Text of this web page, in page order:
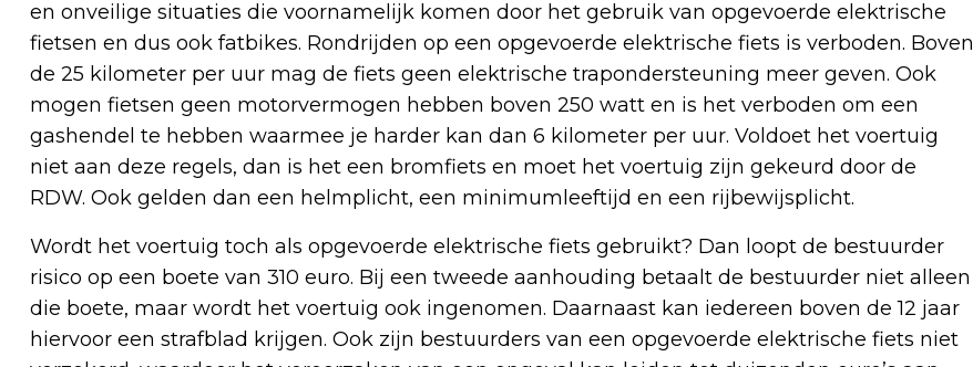
en onveilige situaties die voornamelijk komen door het gebruik van opgevoerde elektrische
fietsen en dus ook fatbikes. Rondrijden op een opgevoerde elektrische fiets is verboden. Boven
de 25 kilometer per uur mag de fiets geen elektrische trapondersteuning meer geven. Ook
mogen fietsen geen motorvermogen hebben boven 250 watt en is het verboden om een
gashendel te hebben waarmee je harder kan dan 6 kilometer per uur. Voldoet het voertuig
niet aan deze regels, dan is het een bromfiets en moet het voertuig zijn gekeurd door de
RDW. Ook gelden dan een helmplicht, een minimumleeftijd en een rijbewijsplicht.
Wordt het voertuig toch als opgevoerde elektrische fiets gebruikt? Dan loopt de bestuurder
risico op een boete van 310 euro. Bij een tweede aanhouding betaalt de bestuurder niet alleen
die boete, maar wordt het voertuig ook ingenomen. Daarnaast kan iedereen boven de 12 jaar
hiervoor een strafblad krijgen. Ook zijn bestuurders van een opgevoerde elektrische fiets niet